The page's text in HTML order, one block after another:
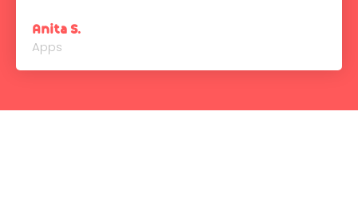
Anita S.
Apps